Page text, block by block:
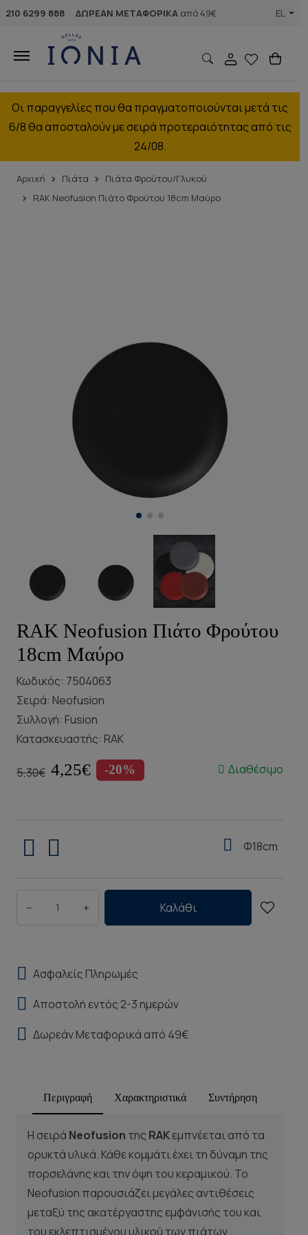
210 6299 888 ΔΩΡΕΑΝ ΜΕΤΑΦΟΡΙΚΑ από 49€ EL
Οι παραγγελίες που θα πραγματοποιούνται μετά τις
6/8 θα αποσταλούν με σειρά προτεραιότητας από τις
24/08.
Αρχική Πιάτα
Πιάτα Φρούτου/Γλυκού
RAK Neofusion Πιάτο Φρούτου 18cm Μαύρο
RAK Neofusion Πιάτο Φρούτου
18cm Μαύρο
Κωδικός: 7504063
Σειρά: Neofusion
Συλλογή: Fusion
Κατασκευαστής: RAK
5,30€ 4,25€ -20% Διαθέσιμο
Φ18cm
− + Καλάθι
Ασφαλείς Πληρωμές
Αποστολή εντός 2-3 ημερών
Δωρεάν Μεταφορικά από 49€
Περιγραφή Χαρακτηριστικά Συντήρηση
Η σειρά Neofusion της RAKεμπνέεται από τα
ορυκτά υλικά. Κάθε κομμάτι έχει τη δύναμη της
πορσελάνης και την όψη του κεραμικού. Το
Neofusion παρουσιάζει μεγάλες αντιθέσεις
μεταξύ της ακατέργαστης εμφάνισής του και
του εκλεπτισμένου υλικού των πιάτων,